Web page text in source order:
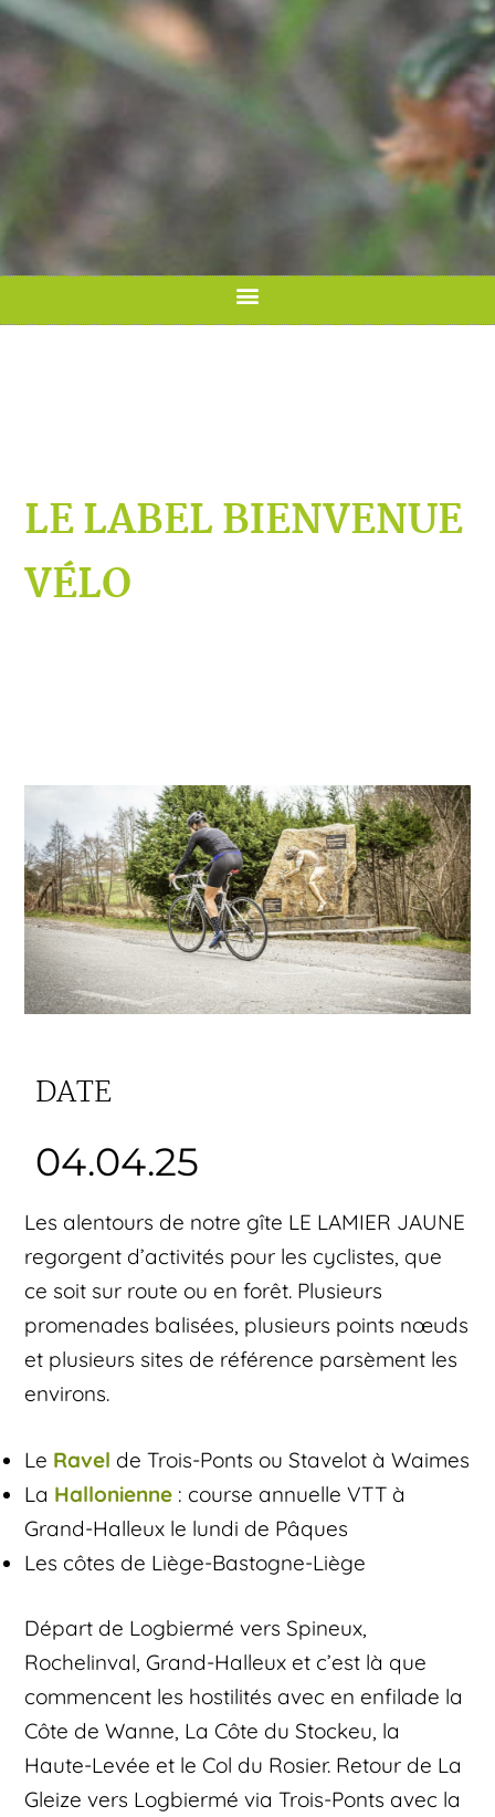
LE LABEL BIENVENUE
VÉLO
DATE
04.04.25
Les alentours de notre gîte LE LAMIER JAUNE
regorgent d’activités pour les cyclistes, que
ce soit sur route ou en forêt. Plusieurs
promenades balisées, plusieurs points nœuds
et plusieurs sites de référence parsèment les
environs.
Le Ravel de Trois-Ponts ou Stavelot à Waimes
La Hallonienne : course annuelle VTT à
Grand-Halleux le lundi de Pâques
Les côtes de Liège-Bastogne-Liège
Départ de Logbiermé vers Spineux,
Rochelinval, Grand-Halleux et c’est là que
commencent les hostilités avec en enfilade la
Côte de Wanne, La Côte du Stockeu, la
Haute-Levée et le Col du Rosier. Retour de La
Gleize vers Logbiermé via Trois-Ponts avec la